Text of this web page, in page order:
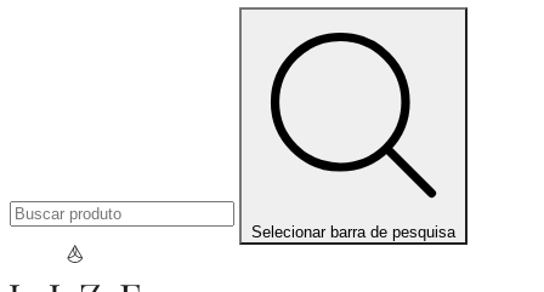
Selecionar barra de pesquisa